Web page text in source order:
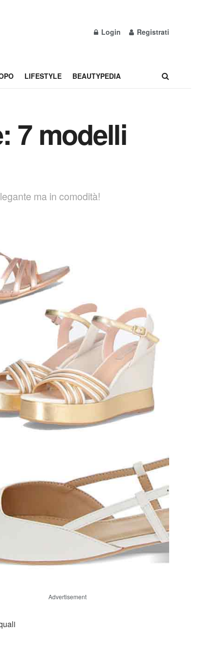
Login Registrati
LIFESTYLE BEAUTYPEDIA
7 modelli
ma in comodità!
Advertisement